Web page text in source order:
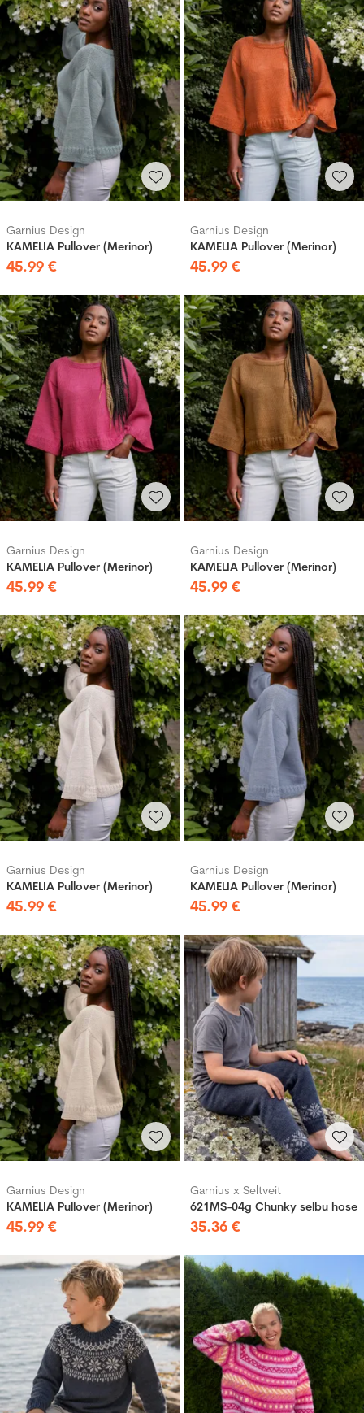
Garnius Design
KAMELIA Pullover (Merinor)
45.99 €
Garnius Design
KAMELIA Pullover (Merinor)
45.99 €
Garnius Design
KAMELIA Pullover (Merinor)
45.99 €
Garnius Design
KAMELIA Pullover (Merinor)
45.99 €
Garnius Design
KAMELIA Pullover (Merinor)
45.99 €
Garnius Design
KAMELIA Pullover (Merinor)
45.99 €
Garnius Design
KAMELIA Pullover (Merinor)
45.99 €
Garnius x Seltveit
621MS-04g Chunky selbu hose
35.36 €